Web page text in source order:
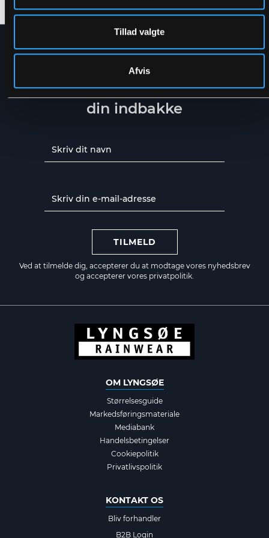
Tillad valgte
Afvis
NYHEDSBREV
Få de seneste nyheder direkte i
din indbakke
TILMELD
Ved at tilmelde dig, accepterer du at modtage vores nyhedsbrev
og accepterer vores privatpolitik.
OM LYNGSØE
Størrelsesguide
Markedsføringsmateriale
Mediabank
Handelsbetingelser
Cookiepolitik
Privatlivspolitik
KONTAKT OS
Bliv forhandler
B2B Login